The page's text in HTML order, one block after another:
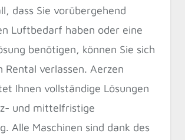
dass Sie vorübergehend
Luftbedarf haben oder eine
benötigen, können Sie sich
Rental verlassen. Aerzen
Ihnen vollständige Lösungen
und mittelfristige
Alle Maschinen sind dank des